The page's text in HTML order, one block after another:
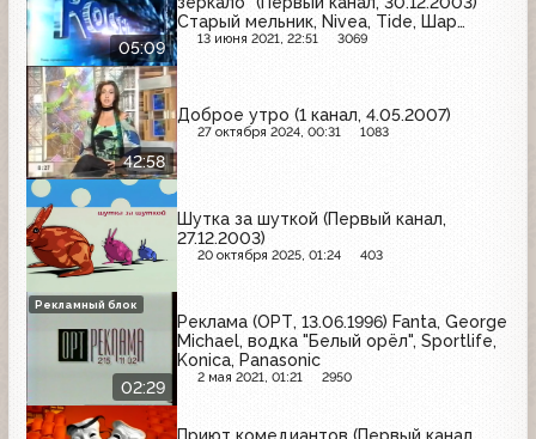
05:09
Старый мельник, Nivea, Tide, Шар
удачи, M&M's, Fairy, Braun Oral-B, Secret,
13 июня 2021, 22:51 3069
42:58
Доброе утро (1 канал, 4.05.2007)
27 октября 2024, 00:31 1083
Шутка за шуткой (Первый канал,
27.12.2003)
20 октября 2025, 01:24 403
02:29
Реклама (ОРТ, 13.06.1996) Fanta, George
Michael, водка "Белый орёл", Sportlife,
Konica, Panasonic
2 мая 2021, 01:21 2950
Рекламный блок
Приют комедиантов (Первый канал,